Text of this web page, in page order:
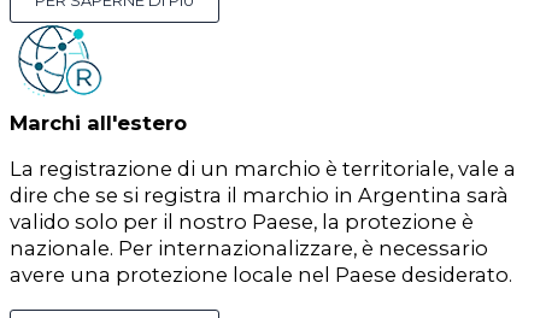
Marchi all'estero
La registrazione di un marchio è territoriale, vale a
dire che se si registra il marchio in Argentina sarà
valido solo per il nostro Paese, la protezione è
nazionale. Per internazionalizzare, è necessario
avere una protezione locale nel Paese desiderato.